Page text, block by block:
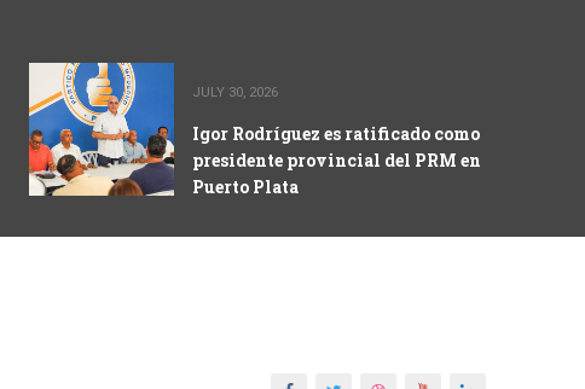
JULY 30, 2026
Igor Rodríguez es ratificado como
presidente provincial del PRM en
Puerto Plata